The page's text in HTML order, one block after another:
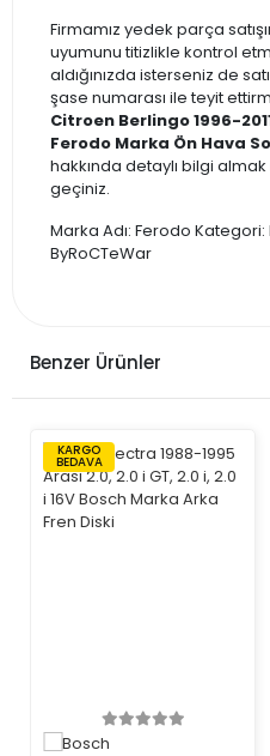
Firmamız yedek parça
uyumunu titizlikle kontrol
aldığınızda isterseniz de
şase numarası ile teyit
Citroen Berlingo 1996-2011
Ferodo Marka Ön Hava
hakkında detaylı bilgi
geçiniz.
Marka Adı: Ferodo Kategori:
ByRoCTeWar
Benzer Ürünler
KARGO
BEDAVA